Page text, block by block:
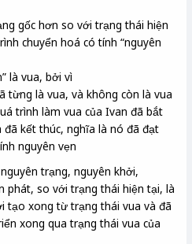
gốc hơn so với trạng thái hiện
chuyển hoá có tính “nguyên
là vua, bởi vì
từng là vua, và không còn là vua
trình làm vua của Ivan đã bắt
đã kết thúc, nghĩa là nó đã đạt
nguyên vẹn
trạng, nguyên khởi,
phát, so với trạng thái hiện tại, là
tạo xong từ trạng thái vua và đã
xong qua trạng thái vua của